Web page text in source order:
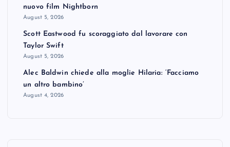
nuovo film Nightborn
August 5, 2026
Scott Eastwood fu scoraggiato dal lavorare con
Taylor Swift
August 5, 2026
Alec Baldwin chiede alla moglie Hilaria: ‘Facciamo
un altro bambino’
August 4, 2026